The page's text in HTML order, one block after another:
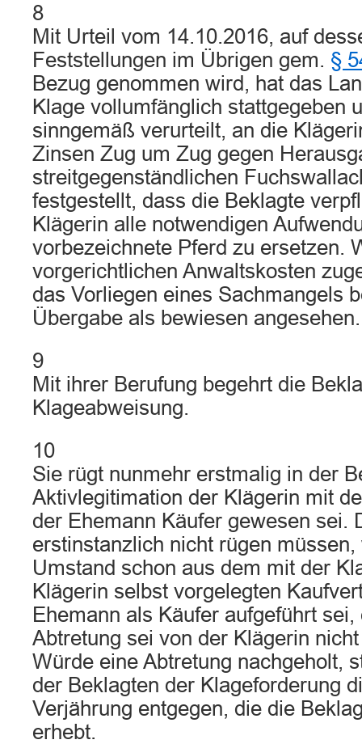
8
Mit Urteil vom 14.10.2016, auf
Feststellungen im Übrigen gem. §
Bezug genommen wird, hat das
Klage vollumfänglich stattgegeben
sinngemäß verurteilt, an die
Zinsen Zug um Zug gegen
streitgegenständlichen
festgestellt, dass die Beklagte
Klägerin alle notwendigen
vorbezeichnete Pferd zu ersetzen.
vorgerichtlichen Anwaltskosten
das Vorliegen eines Sachmangels
Übergabe als bewiesen angesehen.
9
Mit ihrer Berufung begehrt die
Klageabweisung.
10
Sie rügt nunmehr erstmalig in der
Aktivlegitimation der Klägerin mit
der Ehemann Käufer gewesen sei.
erstinstanzlich nicht rügen
Umstand schon aus dem mit der
Klägerin selbst vorgelegten
Ehemann als Käufer aufgeführt
Abtretung sei von der Klägerin
Würde eine Abtretung nachgeholt,
der Beklagten der Klageforderung
Verjährung entgegen, die die
erhebt.